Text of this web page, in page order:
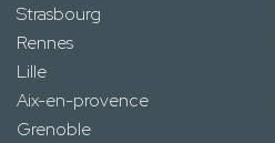
Strasbourg
Rennes
Lille
Aix-en-provence
Grenoble